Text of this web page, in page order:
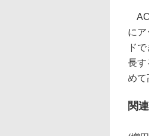
に
ド
長す
めて
関